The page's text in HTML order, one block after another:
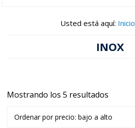
Usted está aquí: Inicio
INOX
Mostrando los 5 resultados
precio: